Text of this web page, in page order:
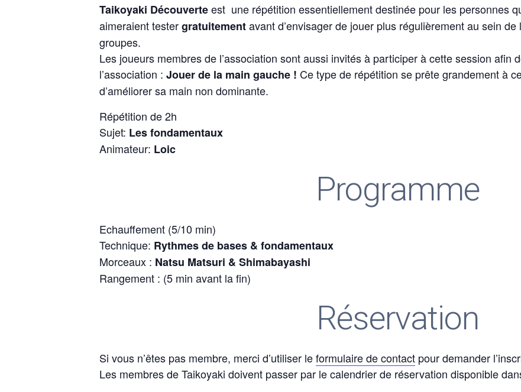
Taikoyaki Découverteest une répétition essentiellement destinée pour les personnes
aimeraient testergratuitementavant d’envisager de jouer plus régulièrement au sein de
groupes.
Les joueurs membres de l’association sont aussi invités à participer à cette session afin
l’association : Jouer de la main gauche ! Ce type de répétition se prête grandement à
d’améliorer sa main non dominante.
Répétition de 2h
Sujet: Les fondamentaux
Animateur: Loic
Programme
Echauffement (5/10 min)
Technique: Rythmes de bases & fondamentaux
Morceaux : Natsu Matsuri & Shimabayashi
Rangement : (5 min avant la fin)
Réservation
Si vous n’êtes pas membre, merci d’utiliser leformulaire de contact pour demander
Les membres de Taikoyaki doivent passer par le calendrier de réservation disponible